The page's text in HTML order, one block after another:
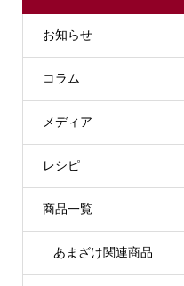
お知らせ
コラム
メディア
レシピ
商品一覧
あまざけ関連商品